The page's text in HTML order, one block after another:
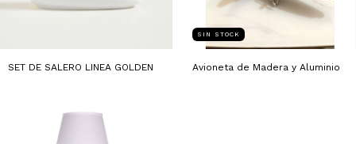
SET DE SALERO LINEA GOLDEN
SIN STOCK
Avioneta de Madera y Aluminio